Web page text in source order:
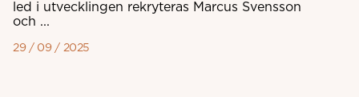
led i utvecklingen rekryteras Marcus Svensson
och ...
29 / 09 / 2025